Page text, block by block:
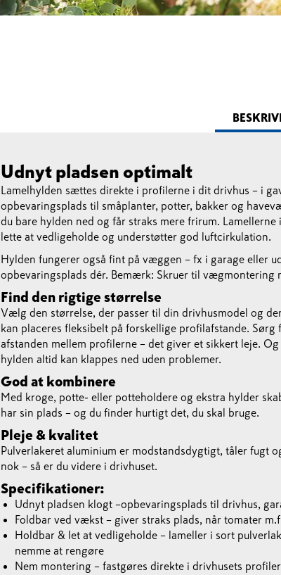
Udnyt pladsen optimalt
Lamelhylden sættes direkte i profilerne i dit drivhus – i
opbevaringsplads til småplanter, potter, bakker og
du bare hylden ned og får straks mere frirum.
lette at vedligeholde og understøtter god luftcirkulation.
Hylden fungerer også fint på væggen – fx i garage eller
opbevaringsplads dér. Bemærk: Skruer til vægmontering
Find den rigtige størrelse
Vælg den størrelse, der passer til din drivhusmodel og
kan placeres fleksibelt på forskellige profilafstande.
afstanden mellem profilerne – det giver et sikkert leje.
hylden altid kan klappes ned uden problemer.
God at kombinere
Med kroge, potte- eller potteholdere og ekstra hylder
har sin plads – og du finder hurtigt det, du skal bruge.
Pleje & kvalitet
Pulverlakeret aluminium er modstandsdygtigt, tåler fugt
nok – så er du videre i drivhuset.
Specifikationer:
Udnyt pladsen klogt –opbevaringsplads til drivhus,
Foldbar ved vækst – giver straks plads, når tomater
Holdbar & let at vedligeholde – lameller i sort
nemme at rengøre
Nem montering – fastgøres direkte i drivhusets